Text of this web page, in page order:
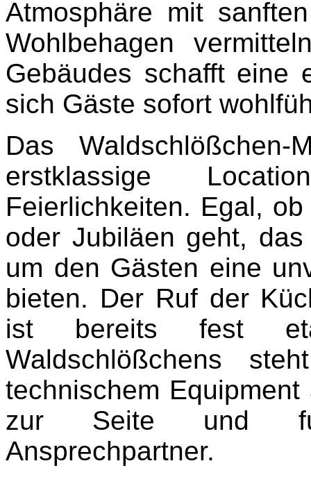
Atmosphäre mit
Wohlbehagen
Gebäudes schafft eine
sich Gäste sofort
Das
erstklassige
Feierlichkeiten. Egal,
oder Jubiläen geht,
um den Gästen eine
bieten. Der Ruf der
ist bereits fest
Waldschlößchens
technischem
zur Seite und
Ansprechpartner.